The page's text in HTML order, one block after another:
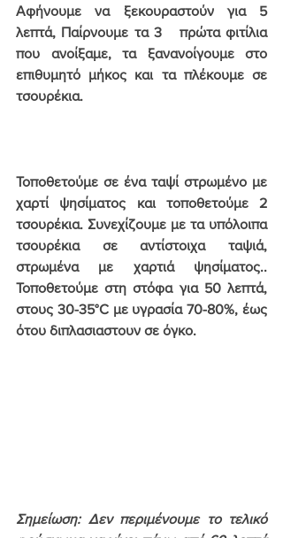
Αφήνουμε να ξεκουραστούν για 5
λεπτά, Παίρνουμε τα 3   πρώτα φιτίλια
που ανοίξαμε, τα ξανανοίγουμε στο
επιθυμητό μήκος και τα πλέκουμε σε
τσουρέκια.
Τοποθετούμε σε ένα ταψί στρωμένο με
χαρτί ψησίματος και τοποθετούμε 2
τσουρέκια. Συνεχίζουμε με τα υπόλοιπα
τσουρέκια σε αντίστοιχα ταψιά,
στρωμένα με χαρτιά ψησίματος..
Τοποθετούμε στη στόφα για 50 λεπτά,
στους 30-35°C με υγρασία 70-80%, έως
ότου διπλασιαστουν σε όγκο.
Σημείωση: Δεν περιμένουμε το τελικό